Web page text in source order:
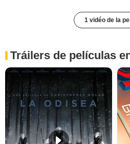
1 vidéo de la
Tráilers de películas